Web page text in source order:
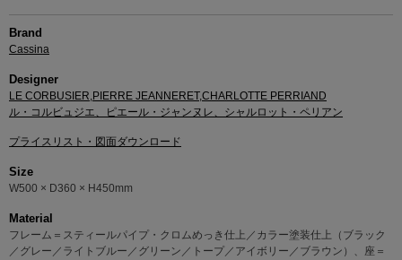
Brand
Cassina
Designer
LE CORBUSIER,PIERRE JEANNERET,CHARLOTTE PERRIAND
ル・コルビュジエ、ピエール・ジャンヌレ、シャルロット・ペリアン
プライスリスト・図面ダウンロード
Size
W500 × D360 × H450mm
Material
フレーム＝スティールパイプ・クロムめっき仕上／カラー塗装仕上（ブラック
／グレー／ライトブルー／グリーン／トープ／アイボリー／ブラウン）、座＝